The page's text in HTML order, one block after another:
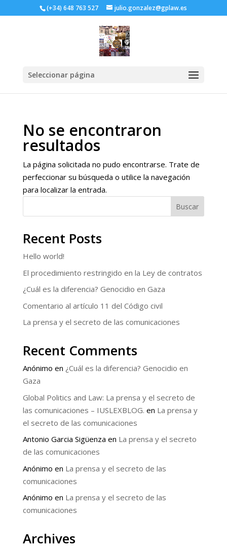
(+34) 648 763 527 julio.gonzalez@gplaw.es
Seleccionar página
No se encontraron
resultados
La página solicitada no pudo encontrarse. Trate de
perfeccionar su búsqueda o utilice la navegación
para localizar la entrada.
Buscar
Recent Posts
Hello world!
El procedimiento restringido en la Ley de contratos
¿Cuál es la diferencia? Genocidio en Gaza
Comentario al artículo 11 del Código civil
La prensa y el secreto de las comunicaciones
Recent Comments
Anónimo en ¿Cuál es la diferencia? Genocidio en
Gaza
Global Politics and Law: La prensa y el secreto de
las comunicaciones – IUSLEXBLOG. en La prensa y
el secreto de las comunicaciones
Antonio Garcia Sigüenza en La prensa y el secreto
de las comunicaciones
Anónimo en La prensa y el secreto de las
comunicaciones
Anónimo en La prensa y el secreto de las
comunicaciones
Archives